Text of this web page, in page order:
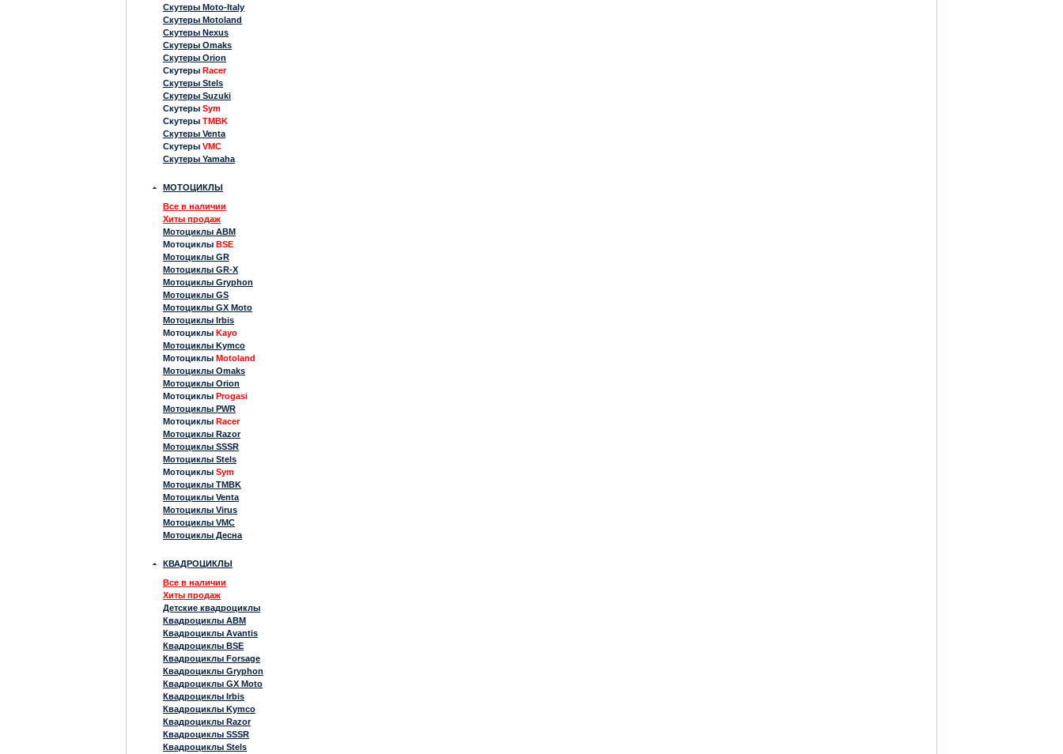
Скутеры Moto-Italy
Скутеры Motoland
Скутеры Nexus
Скутеры Omaks
Скутеры Orion
Скутеры Racer
Скутеры Stels
Скутеры Suzuki
Скутеры Sym
Скутеры TMBK
Скутеры Venta
Скутеры VMC
Скутеры Yamaha
МОТОЦИКЛЫ
Все в наличии
Хиты продаж
Мотоциклы ABM
Мотоциклы BSE
Мотоциклы GR
Мотоциклы GR-X
Мотоциклы Gryphon
Мотоциклы GS
Мотоциклы GX Moto
Мотоциклы Irbis
Мотоциклы Kayo
Мотоциклы Kymco
Мотоциклы Motoland
Мотоциклы Omaks
Мотоциклы Orion
Мотоциклы Progasi
Мотоциклы PWR
Мотоциклы Racer
Мотоциклы Razor
Мотоциклы SSSR
Мотоциклы Stels
Мотоциклы Sym
Мотоциклы TMBK
Мотоциклы Venta
Мотоциклы Virus
Мотоциклы VMC
Мотоциклы Десна
КВАДРОЦИКЛЫ
Все в наличии
Хиты продаж
Детские квадроциклы
Квадроциклы ABM
Квадроциклы Avantis
Квадроциклы BSE
Квадроциклы Forsage
Квадроциклы Gryphon
Квадроциклы GX Moto
Квадроциклы Irbis
Квадроциклы Kymco
Квадроциклы Razor
Квадроциклы SSSR
Квадроциклы Stels